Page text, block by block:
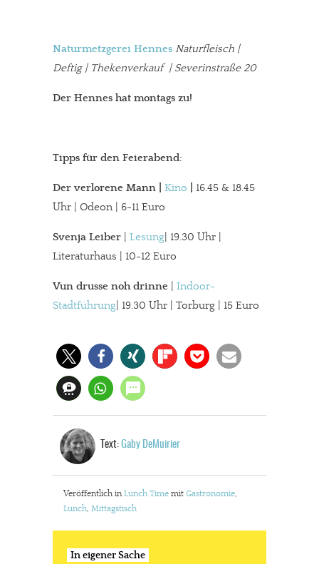
In eigener Sache
Dir gefällt unsere Arbeit?
stark zurückgegangen.
Naturmetzgerei Hennes Naturfleisch |
Deftig | Thekenverkauf | Severinstraße 20
Der Hennes hat montags zu!
Tipps für den Feierabend:
Der verlorene Mann Kino
16.45 & 18.45
Uhr | Odeon | 6-11 Euro
Svenja Leiber Lesung | 19.30 Uhr |
Literaturhaus | 10-12 Euro
Vun drusse noh drinne
Indoor-
Stadtführung | 19.30 Uhr | Torburg | 15 Euro
Text: Gaby DeMuirier
Veröffentlich in Lunch Time mit Gastronomie
Lunch Mittagstisch
In eigener Sache